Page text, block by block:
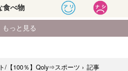
/【100％】Qoly⇒スポーツ › 記事